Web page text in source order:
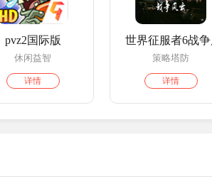
pvz2国际版
休闲益智
详情
世界征服者6战争
策略塔防
详情